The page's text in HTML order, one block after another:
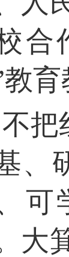
合
教
不把
、
可
大